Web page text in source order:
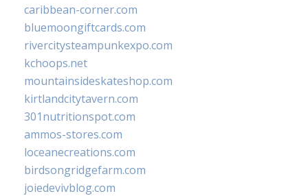
caribbean-corner.com
bluemoongiftcards.com
rivercitysteampunkexpo.com
kchoops.net
mountainsideskateshop.com
kirtlandcitytavern.com
301nutritionspot.com
ammos-stores.com
loceanecreations.com
birdsongridgefarm.com
joiedevivblog.com